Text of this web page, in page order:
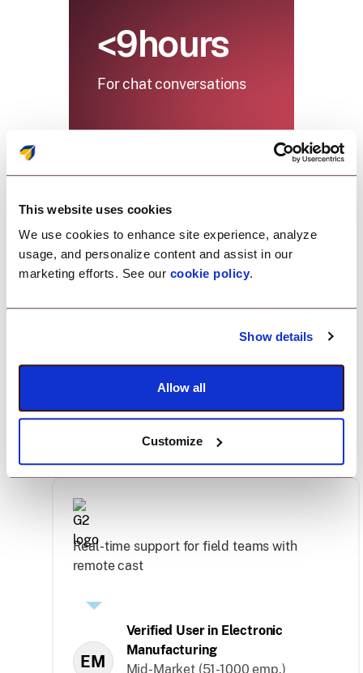
This website uses cookies
We use cookies to enhance site experience, analyze
usage, and personalize content and assist in our
marketing efforts. See our cookie policy.
Show details
Allow all
Customize
<9hours
For chat conversations
Don’t just take our
word for it. Take
theirs.
Real-time support for field teams with
remote cast
EM
Verified User in Electronic
Manufacturing
Mid-Market (51-1000 emp.)